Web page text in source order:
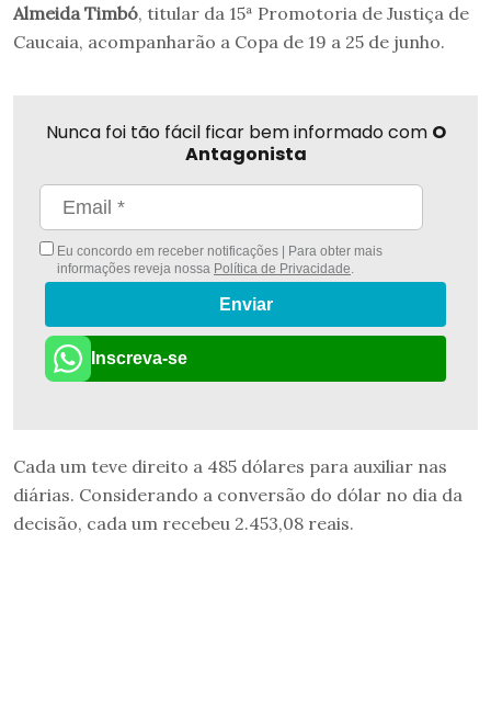
Almeida Timbó, titular da 15ª Promotoria de Justiça de
Caucaia, acompanharão a Copa de 19 a 25 de junho.
Nunca foi tão fácil ficar bem informado com O
Antagonista
Eu concordo em receber notificações | Para obter mais
informações reveja nossa Política de Privacidade.
Enviar
Inscreva-se
Cada um teve direito a 485 dólares para auxiliar nas
diárias. Considerando a conversão do dólar no dia da
decisão, cada um recebeu 2.453,08 reais.